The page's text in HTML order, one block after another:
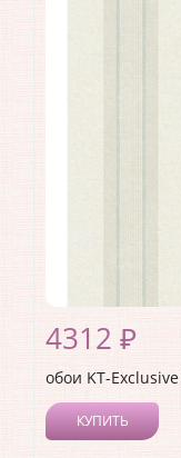
4312 ₽
обои KT-
КУПИТЬ